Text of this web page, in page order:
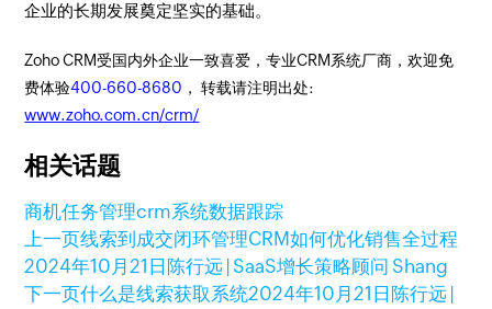
企业的长期发展奠定坚实的基础。
Zoho CRM受国内外企业一致喜爱，专业CRM系统厂商，欢迎免
费体验400-660-8680 ， 转载请注明出处:
www.zoho.com.cn/crm/
相关话题
商机任务管理crm系统数据跟踪
上一页线索到成交闭环管理CRM如何优化销售全过程
2024年10月21日 陈行远 | SaaS增长策略顾问 Shang
下一页什么是线索获取系统2024年10月21日 陈行远 |